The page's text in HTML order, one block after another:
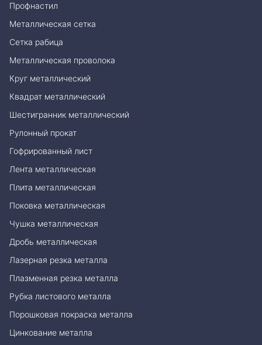
Профнастил
Металлическая сетка
Сетка рабица
Металлическая проволока
Круг металлический
Квадрат металлический
Шестигранник металлический
Рулонный прокат
Гофрированный лист
Лента металлическая
Плита металлическая
Поковка металлическая
Чушка металлическая
Дробь металлическая
Лазерная резка металла
Плазменная резка металла
Рубка листового металла
Порошковая покраска металла
Цинкование металла